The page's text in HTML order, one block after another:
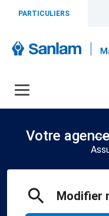
PARTICULIERS
Votre
Modifier